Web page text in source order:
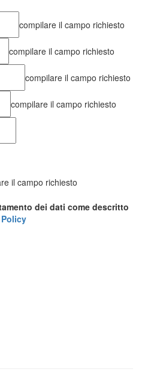
compilare il campo richiesto
compilare il campo richiesto
compilare il campo richiesto
compilare il campo richiesto
il campo richiesto
dei dati come descritto